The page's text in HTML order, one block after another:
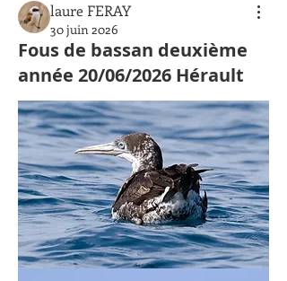
laure FERAY
30 juin 2026
Fous de bassan deuxième
année 20/06/2026 Hérault